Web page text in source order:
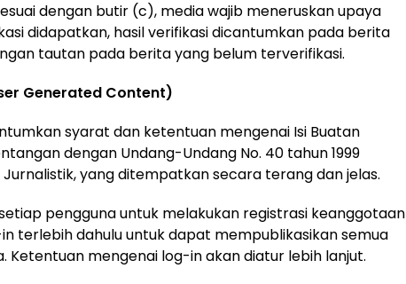
dengan butir (c), media wajib meneruskan upaya
didapatkan, hasil verifikasi dicantumkan pada berita
tautan pada berita yang belum terverifikasi.
Generated Content)
syarat dan ketentuan mengenai Isi Buatan
dengan Undang-Undang No. 40 tahun 1999
yang ditempatkan secara terang dan jelas.
pengguna untuk melakukan registrasi keanggotaan
terlebih dahulu untuk dapat mempublikasikan semua
Ketentuan mengenai log-in akan diatur lebih lanjut.